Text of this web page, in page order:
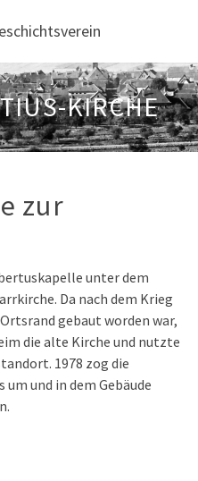
KIRCHE
zur
unter dem
Da nach dem Krieg
gebaut worden war,
die alte Kirche und nutzte
1978 zog die
und in dem Gebäude